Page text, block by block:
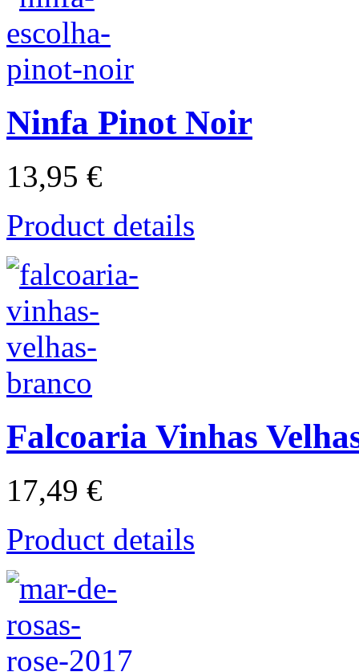
Ninfa Pinot Noir
13,95 €
Product details
Falcoaria Vinhas
17,49 €
Product details